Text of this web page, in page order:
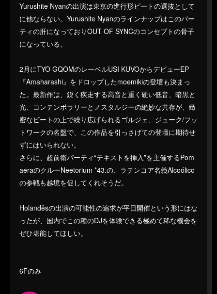
Yurushite Nyanの出演は東京の進行形ビートの選抜として
に他ならない。Yurushite Nyanのラインナップはこのパー
ティの肝になっておりOUT OF SYNCのコンセプトの骨子
になっている。
2月にTYO GQOMのレーベルUSI KUVOからデビューEP
『Amaharashi』をドロップしたmoemikiの登壇も決まっ
た。最新作は、鋭く疾走する高音と重く硬い低音、暗黒と
光、コンテンポラリーとノスタルジーの絶妙な共存が、緻
密なビートの上で繰り広げられるゴルジェ、ジューク/フッ
トワークの名盤で、この作品を引っさげての登壇に期待せ
ずにはいられない。
さらに、超前衛パーティ“テキストを挿入”を主催するPom
aeraのクルーNeetorium *43.の、ラテンコア名義Alcoólico
の参戦も越境を促してくれそうだ。
Holandêsの出演の可能性の追求が平日開催という形にはな
ったが、国内でこの種のDJを体験できる極めて稀な機会を
ぜひ堪能してほしい。
6Fのみ